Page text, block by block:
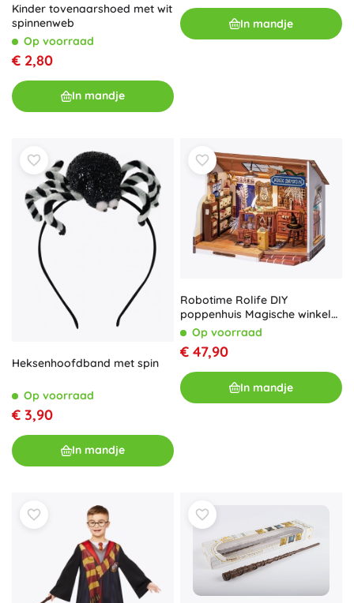
Kinder tovenaarshoed met wit
spinnenweb
Op voorraad
€ 2,80
In mandje
In mandje
Heksenhoofdband met spin
Op voorraad
€ 3,90
In mandje
Robotime Rolife DIY
poppenhuis Magische winkel
van heks Kiki met LED
Op voorraad
€ 47,90
In mandje